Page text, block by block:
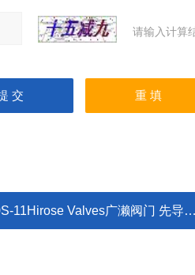
请输入计算
Valves广濑阀门 先导式单向阀-严选